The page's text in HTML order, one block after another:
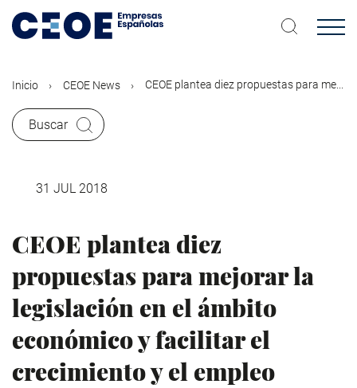
contenido
Inicio CEOE News CEOE plantea diez propuestas para me...
Buscar
31 JUL 2018
CEOE plantea diez
propuestas para mejorar la
legislación en el ámbito
económico y facilitar el
crecimiento y el empleo